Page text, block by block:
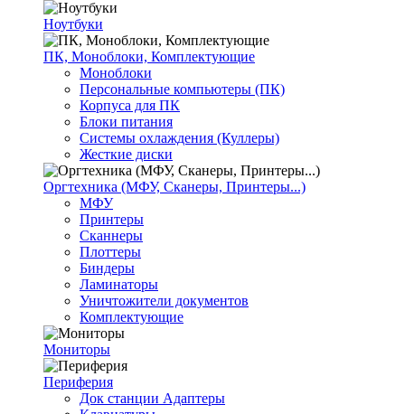
Ноутбуки
ПК, Моноблоки, Комплектующие
Моноблоки
Персональные компьютеры (ПК)
Корпуса для ПК
Блоки питания
Системы охлаждения (Куллеры)
Жесткие диски
Оргтехника (МФУ, Сканеры, Принтеры...)
МФУ
Принтеры
Сканнеры
Плоттеры
Биндеры
Ламинаторы
Уничтожители документов
Комплектующие
Мониторы
Периферия
Док станции Адаптеры